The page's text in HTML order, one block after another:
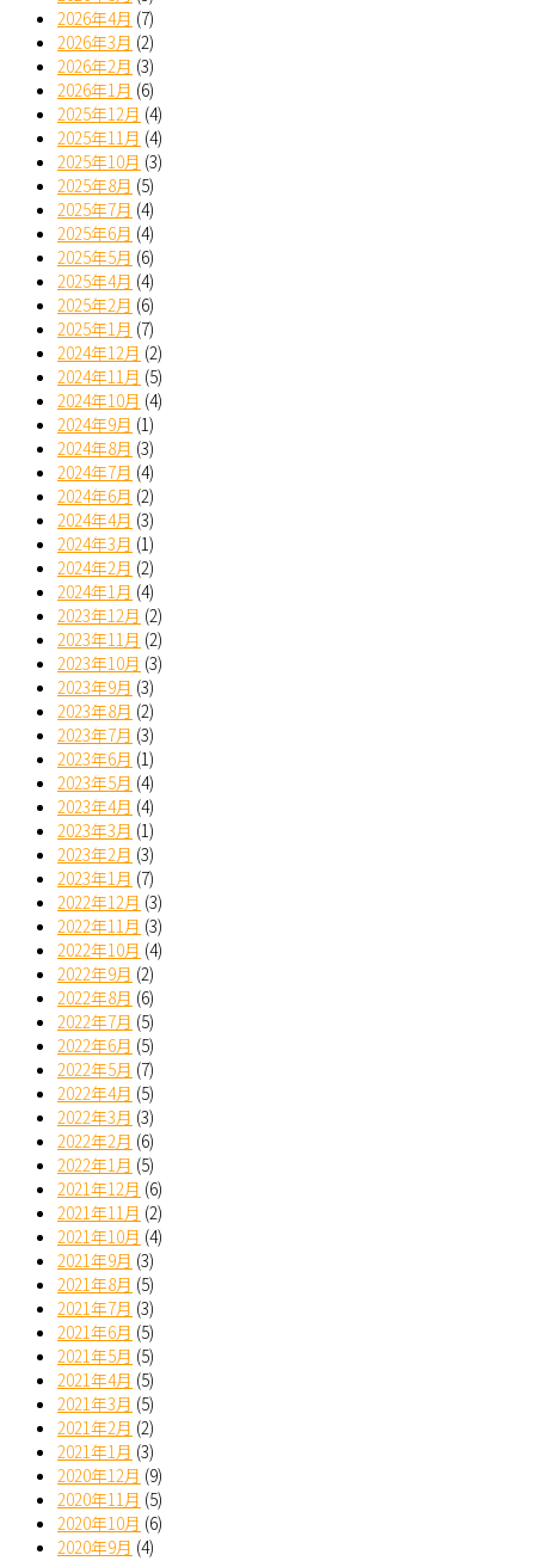
2026年4月 (7)
2026年3月 (2)
2026年2月 (3)
2026年1月 (6)
2025年12月 (4)
2025年11月 (4)
2025年10月 (3)
2025年8月 (5)
2025年7月 (4)
2025年6月 (4)
2025年5月 (6)
2025年4月 (4)
2025年2月 (6)
2025年1月 (7)
2024年12月 (2)
2024年11月 (5)
2024年10月 (4)
2024年9月 (1)
2024年8月 (3)
2024年7月 (4)
2024年6月 (2)
2024年4月 (3)
2024年3月 (1)
2024年2月 (2)
2024年1月 (4)
2023年12月 (2)
2023年11月 (2)
2023年10月 (3)
2023年9月 (3)
2023年8月 (2)
2023年7月 (3)
2023年6月 (1)
2023年5月 (4)
2023年4月 (4)
2023年3月 (1)
2023年2月 (3)
2023年1月 (7)
2022年12月 (3)
2022年11月 (3)
2022年10月 (4)
2022年9月 (2)
2022年8月 (6)
2022年7月 (5)
2022年6月 (5)
2022年5月 (7)
2022年4月 (5)
2022年3月 (3)
2022年2月 (6)
2022年1月 (5)
2021年12月 (6)
2021年11月 (2)
2021年10月 (4)
2021年9月 (3)
2021年8月 (5)
2021年7月 (3)
2021年6月 (5)
2021年5月 (5)
2021年4月 (5)
2021年3月 (5)
2021年2月 (2)
2021年1月 (3)
2020年12月 (9)
2020年11月 (5)
2020年10月 (6)
2020年9月 (4)